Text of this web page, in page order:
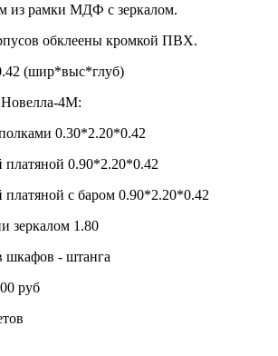
из рамки МДФ с зеркалом.
обклеены кромкой ПВХ.
(шир*выс*глуб)
4М:
0.30*2.20*0.42
0.90*2.20*0.42
с баром 0.90*2.20*0.42
зеркалом 1.80
шкафов - штанга
руб